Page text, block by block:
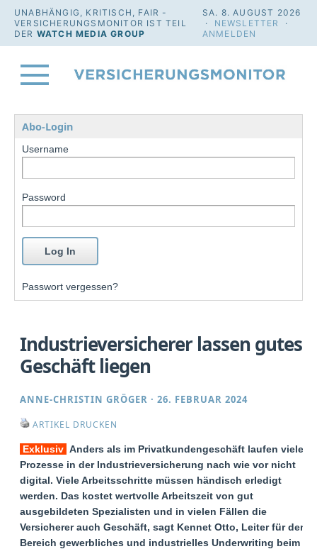
UNABHÄNGIG, KRITISCH, FAIR -
VERSICHERUNGSMONITOR IST TEIL
DER WATCH MEDIA GROUP
SA. 8. AUGUST 2026
· NEWSLETTER
·
ANMELDEN
Abo-Login
Username
Password
Passwort vergessen?
Industrieversicherer lassen gutes
Geschäft liegen
ANNE-CHRISTIN GRÖGER ·26. FEBRUAR 2024
ARTIKEL DRUCKEN
Exklusiv Anders als im Privatkundengeschäft laufen viele
Prozesse in der Industrieversicherung nach wie vor nicht
digital. Viele Arbeitsschritte müssen händisch erledigt
werden. Das kostet wertvolle Arbeitszeit von gut
ausgebildeten Spezialisten und in vielen Fällen die
Versicherer auch Geschäft, sagt Kennet Otto, Leiter für den
Bereich gewerbliches und industrielles Underwriting beim